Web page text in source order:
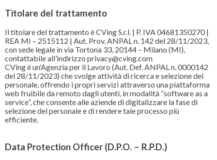
Titolare del trattamento
Il titolare del trattamento è CVing S.r.l. | P. IVA 04681350270 |
REA MI – 2515112 | Aut. Prov. ANPAL n. 142 del 28/11/2023,
con sede legale in via Tortona 33, 20144 – Milano (MI),
contattabile all’indirizzo privacy@cving.com
CVing è un’Agenzia per il Lavoro (Aut. Def. ANPAL n. 0000142
del 28/11/2023) che svolge attività di ricerca e selezione del
personale, offrendo i propri servizi attraverso una piattaforma
web fruibile da remoto dagli utenti, in modalità “software as a
service”, che consente alle aziende di digitalizzare la fase di
selezione del personale e di rendere tale processo più
efficiente.
Data Protection Officer (D.P.O. – R.P.D.)